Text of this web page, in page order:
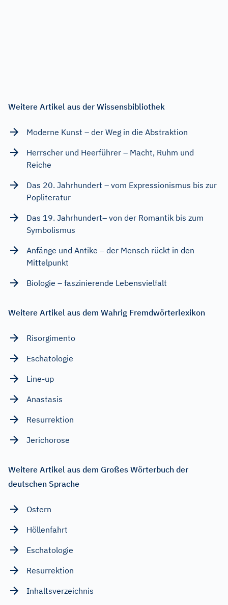
Weitere Artikel aus der Wissensbibliothek
Moderne Kunst – der Weg in die Abstraktion
Herrscher und Heerführer – Macht, Ruhm und
Reiche
Das 20. Jahrhundert – vom Expressionismus bis zur
Popliteratur
Das 19. Jahrhundert– von der Romantik bis zum
Symbolismus
Anfänge und Antike – der Mensch rückt in den
Mittelpunkt
Biologie – faszinierende Lebensvielfalt
Weitere Artikel aus dem Wahrig Fremdwörterlexikon
Risorgimento
Eschatologie
Line-up
Anastasis
Resurrektion
Jerichorose
Weitere Artikel aus dem Großes Wörterbuch der
deutschen Sprache
Ostern
Höllenfahrt
Eschatologie
Resurrektion
Inhaltsverzeichnis